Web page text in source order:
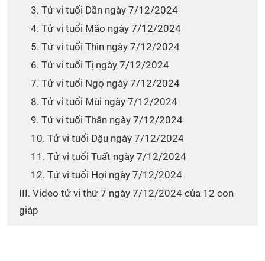
3. Tử vi tuổi Dần ngày 7/12/2024
4. Tử vi tuổi Mão ngày 7/12/2024
5. Tử vi tuổi Thìn ngày 7/12/2024
6. Tử vi tuổi Tị ngày 7/12/2024
7. Tử vi tuổi Ngọ ngày 7/12/2024
8. Tử vi tuổi Mùi ngày 7/12/2024
9. Tử vi tuổi Thân ngày 7/12/2024
10. Tử vi tuổi Dậu ngày 7/12/2024
11. Tử vi tuổi Tuất ngày 7/12/2024
12. Tử vi tuổi Hợi ngày 7/12/2024
III. Video tử vi thứ 7 ngày 7/12/2024 của 12 con
giáp